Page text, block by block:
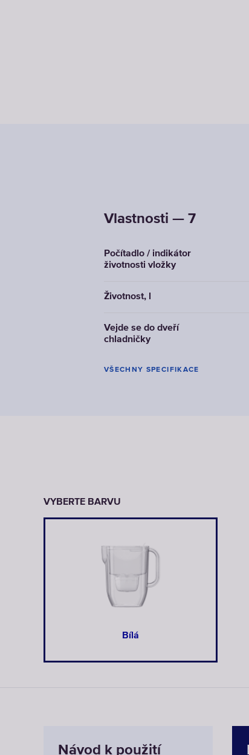
Vlastnosti — 7
Počítadlo / indikátor
životnosti vložky
Životnost, l
Vejde se do dveří
chladničky
VŠECHNY SPECIFIKACE
VYBERTE BARVU
Bílá
Návod k použití